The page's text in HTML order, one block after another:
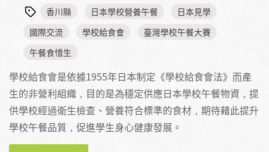
香川縣 日本學校營養午餐
日本見學
國際交流
學校給食會
臺灣學校午餐大賽
午餐食惜生
學校給食會是依據1955年日本制定《學校給食會法》而產
生的非營利組織，目的是為穩定供應日本學校午餐物資，提
供學校經過衛生檢查、營養符合標準的食材，期待藉此提升
學校午餐品質，促進學生身心健康發展。